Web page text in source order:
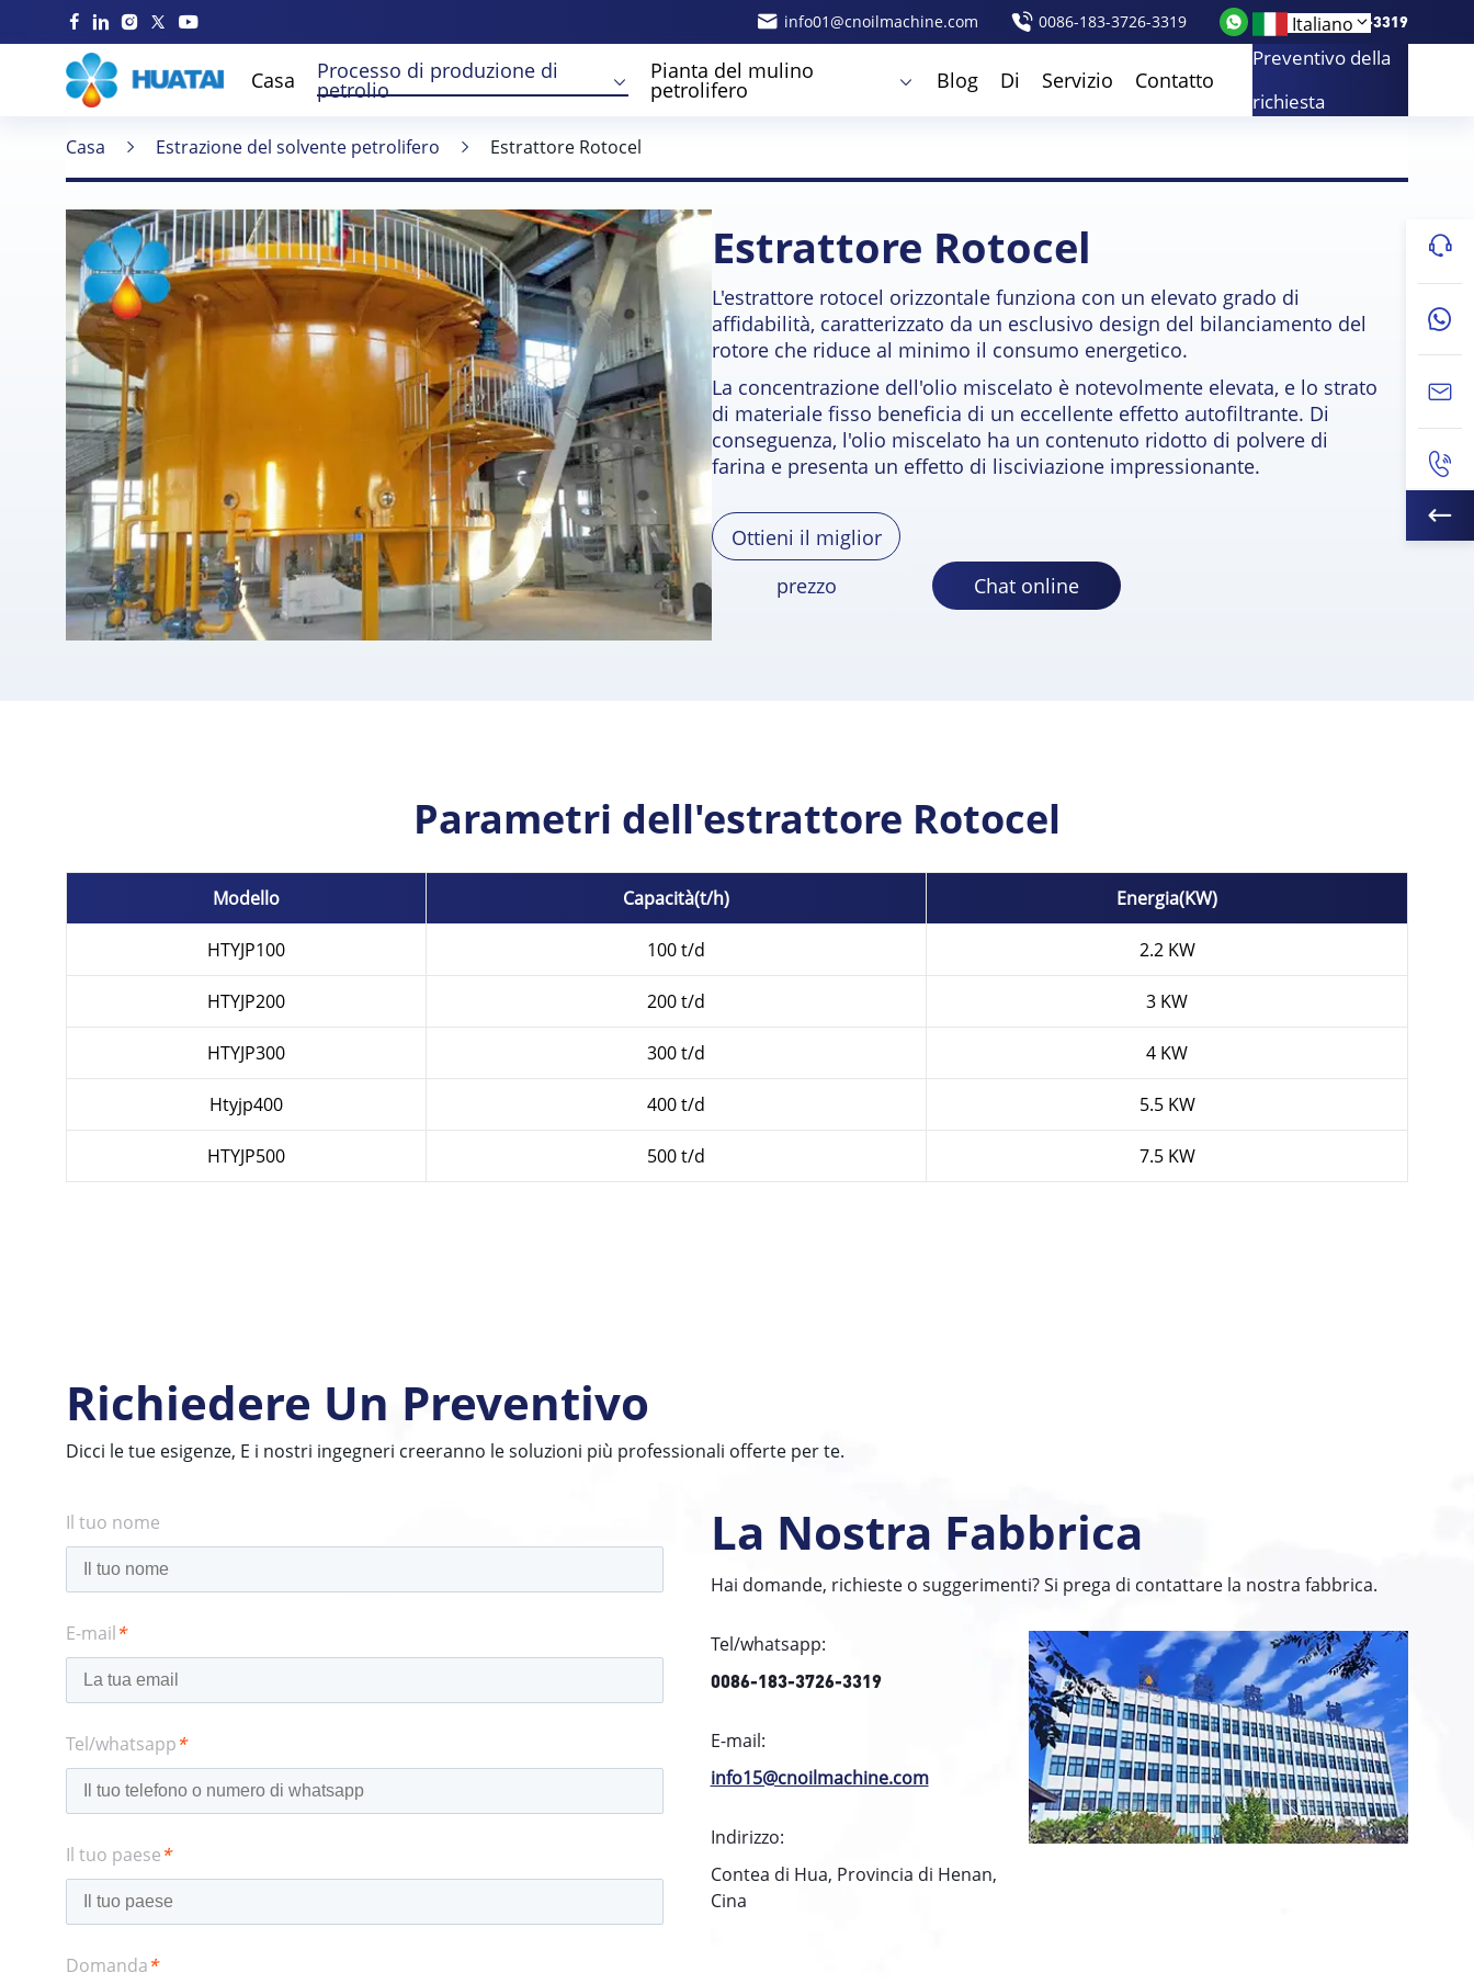
info01@cnoilmachine.com 0086-183-3726-3319 0086-183-3726-3319
Casa Processo di produzione di
petrolio
Pianta del mulino
petrolifero Blog Di Servizio Contatto
Preventivo della
richiesta
Italiano
Casa Estrazione del solvente petrolifero Estrattore Rotocel
Estrattore Rotocel
L'estrattore rotocel orizzontale funziona con un elevato grado di
affidabilità, caratterizzato da un esclusivo design del bilanciamento del
rotore che riduce al minimo il consumo energetico.
La concentrazione dell'olio miscelato è notevolmente elevata, e lo strato
di materiale fisso beneficia di un eccellente effetto autofiltrante. Di
conseguenza, l'olio miscelato ha un contenuto ridotto di polvere di
farina e presenta un effetto di lisciviazione impressionante.
Ottieni il miglior
prezzo
Chat online
Parametri dell'estrattore Rotocel
Modello Capacità(t/h) Energia(KW)
HTYJP100 100 t/d 2.2 KW
HTYJP200 200 t/d 3 KW
HTYJP300 300 t/d 4 KW
Htyjp400 400 t/d 5.5 KW
HTYJP500 500 t/d 7.5 KW
Richiedere Un Preventivo
Dicci le tue esigenze, E i nostri ingegneri creeranno le soluzioni più professionali offerte per te.
Il tuo nome
E-mail*
Tel/whatsapp*
Il tuo paese*
Domanda*
La Nostra Fabbrica
Hai domande, richieste o suggerimenti? Si prega di contattare la nostra fabbrica.
Tel/whatsapp:
0086-183-3726-3319
E-mail:
info15@cnoilmachine.com
Indirizzo:
Contea di Hua, Provincia di Henan,
Cina